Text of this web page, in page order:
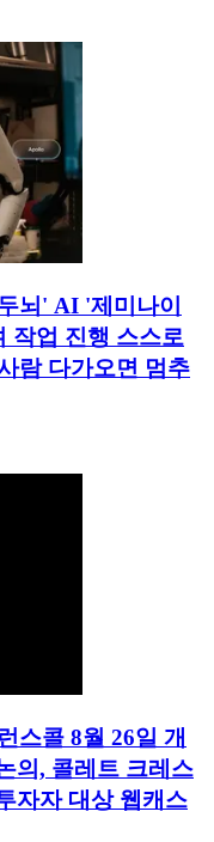
뇌' AI '제미나이
작업 진행 스스로
람 다가오면 멈추
스콜 8월 26일 개
의, 콜레트 크레스
자자 대상 웹캐스